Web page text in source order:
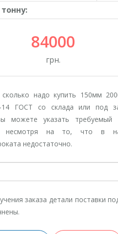
84000
грн.
надо купить 150мм
14 ГОСТ со склада или под
можете указать требуемый
несмотря на то, что в
недостаточно.
заказа детали поставки